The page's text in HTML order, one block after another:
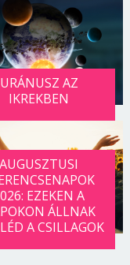
URÁNUSZ AZ
IKREKBEN
AUGUSZTUSI
EZEKEN A
ÁLLNAK
A CSILLAGOK